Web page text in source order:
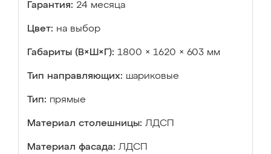
Гарантия: 24 месяца
Цвет: на выбор
Габариты (В×Ш×Г): 1800 × 1620 × 603 мм
Тип направляющих: шариковые
Тип: прямые
Материал столешницы: ЛДСП
Материал фасада: ЛДСП